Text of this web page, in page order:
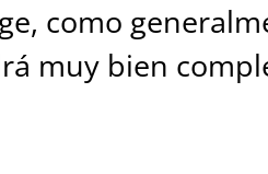
como
muy bien